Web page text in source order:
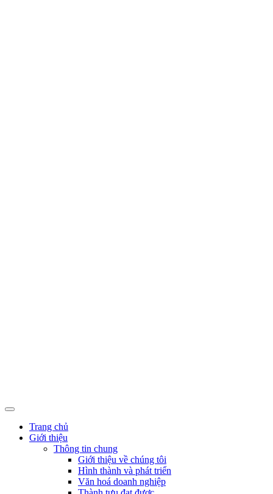
Trang chủ
Giới thiệu
Thông tin chung
Giới thiệu về chúng tôi
Hình thành và phát triển
Văn hoá doanh nghiệp